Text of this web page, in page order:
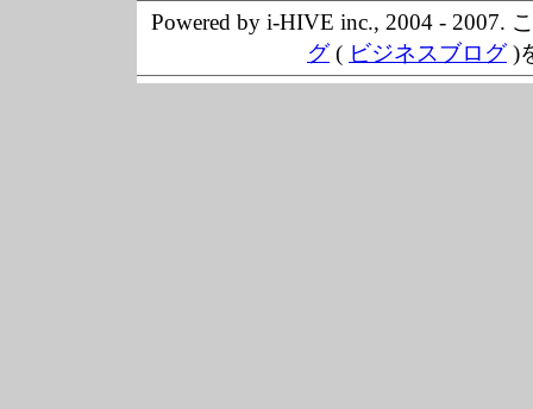
Powered by i-HIVE inc., 2004 - 2007.
グ( ビジネスブログ)